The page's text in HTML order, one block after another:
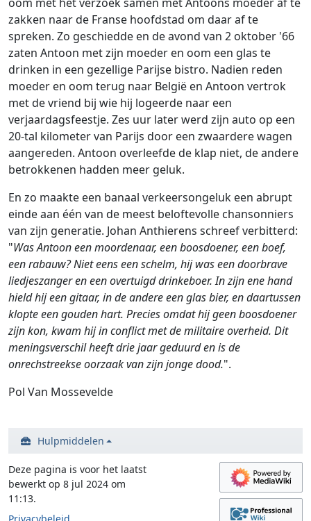
oom met het verzoek samen met Antoons moeder af te
zakken naar de Franse hoofdstad om daar af te
spreken. Zo geschiedde en de avond van 2 oktober '66
zaten Antoon met zijn moeder en oom een glas te
drinken in een gezellige Parijse bistro. Nadien reden
moeder en oom terug naar België en Antoon vertrok
met de vriend bij wie hij logeerde naar een
verjaardagsfeestje. Zes uur later werd zijn auto op een
20-tal kilometer van Parijs door een zwaardere wagen
aangereden. Antoon overleefde de klap niet, de andere
betrokkenen hadden meer geluk.
En zo maakte een banaal verkeersongeluk een abrupt
einde aan één van de meest beloftevolle chansonniers
van zijn generatie. Johan Anthierens schreef verbitterd:
"Was Antoon een moordenaar, een boosdoener, een boef,
een rabauw? Niet eens een schelm, hij was een doorbrave
liedjeszanger en een overtuigd drinkeboer. In zijn ene hand
hield hij een gitaar, in de andere een glas bier, en daartussen
klopte een gouden hart. Precies omdat hij geen boosdoener
zijn kon, kwam hij in conflict met de militaire overheid. Dit
meningsverschil heeft drie jaar geduurd en is de
onrechstreekse oorzaak van zijn jonge dood.".
Pol Van Mossevelde
Hulpmiddelen
Deze pagina is voor het laatst
bewerkt op 8 jul 2024 om
11:13.